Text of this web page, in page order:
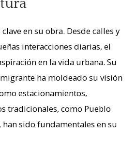
en su obra. Desde calles y
interacciones diarias, el
en la vida urbana. Su
ha moldeado su visión
estacionamientos,
tradicionales, como Pueblo
han sido fundamentales en su